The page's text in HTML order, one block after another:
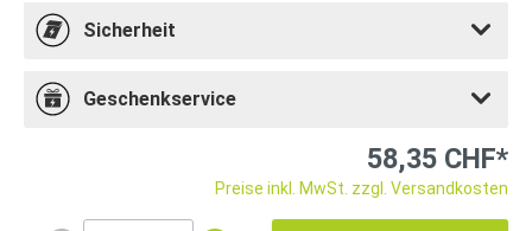
Sicherheit
Geschenkservice
58,35 CHF*
Preise inkl. MwSt. zzgl. Versandkosten